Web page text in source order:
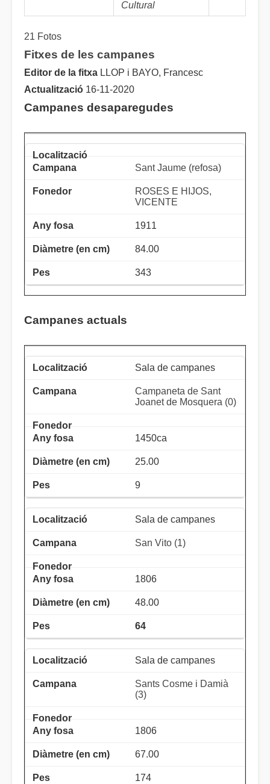
Cultural
21 Fotos
Fitxes de les campanes
Editor de la fitxa LLOP i BAYO, Francesc
Actualització 16-11-2020
Campanes desaparegudes
Sant Jaume (refosa)
ROSES E HIJOS,
VICENTE
1911
84.00
343
Campanes actuals
Sala de campanes
Campaneta de Sant
Joanet de Mosquera (0)
1450ca
25.00
9
Sala de campanes
San Vito (1)
1806
48.00
64
Sala de campanes
Sants Cosme i Damià
(3)
1806
67.00
174